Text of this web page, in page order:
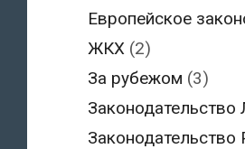
Европейское
ЖКХ (2)
За рубежом (3)
Законодательство
Законодательство